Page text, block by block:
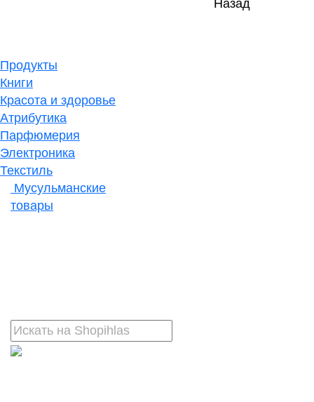
Назад
Продукты
Книги
Красота и здоровье
Атрибутика
Парфюмерия
Электроника
Текстиль
Мусульманские
товары